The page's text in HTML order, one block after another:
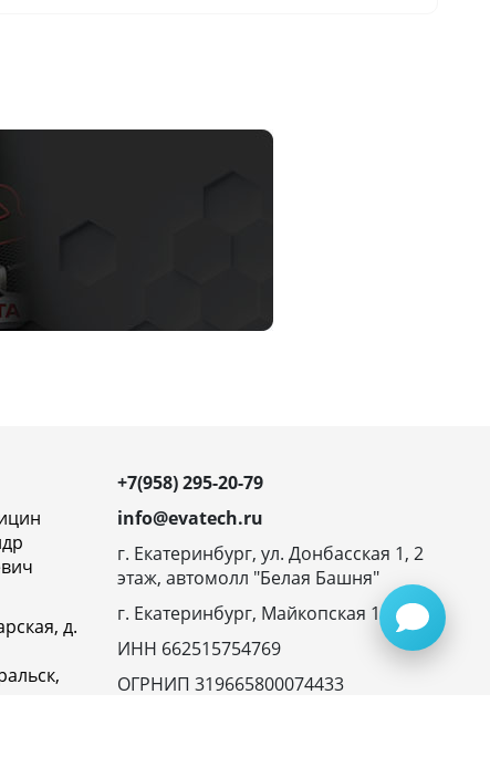
д.
+7(958) 295-20-79
info@evatech.ru
г. Екатеринбург, ул. Донбасская 1, 2
этаж, автомолл "Белая Башня"
г. Екатеринбург, Майкопская 10
ИНН 662515754769
ОГРНИП 319665800074433